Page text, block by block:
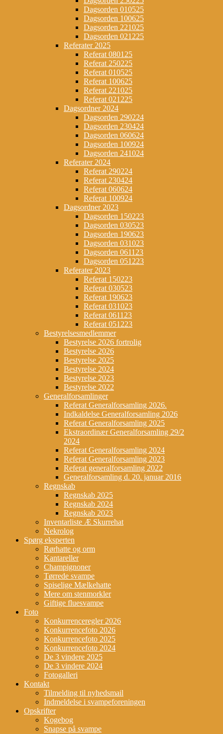
Dagsorden 010525
Dagsorden 100625
Dagsorden 221025
Dagsorden 021225
Referater 2025
Referat 080125
Referat 250225
Referat 010525
Referat 100625
Referat 221025
Referat 021225
Dagsordner 2024
Dagsorden 290224
Dagsorden 230424
Dagsorden 060624
Dagsorden 100924
Dagsorden 241024
Referater 2024
Referat 290224
Referat 230424
Referat 060624
Referat 100924
Dagsordner 2023
Dagsorden 150223
Dagsorden 030523
Dagsorden 190623
Dagsorden 031023
Dagsorden 061123
Dagsorden 051223
Referater 2023
Referat 150223
Referat 030523
Referat 190623
Referat 031023
Referat 061123
Referat 051223
Bestyrelsesmedlemmer
Bestyrelse 2026 fortrolig
Bestyrelse 2026
Bestyrelse 2025
Bestyrelse 2024
Bestyrelse 2023
Bestyrelse 2022
Generalforsamlinger
Referat Generalforsamling 2026.
Indkaldelse Generalforsamling 2026
Referat Generalforsamling 2025
Ekstraordinær Generalforsamling 29/2
2024
Referat Generalforsamling 2024
Referat Generalforsamling 2023
Referat generalforsamling 2022
Generalforsamling d. 20. januar 2016
Regnskab
Regnskab 2025
Regnskab 2024
Regnskab 2023
Inventarliste Æ Skurrehat
Nekrolog
Spørg eksperten
Rørhatte og orm
Kantareller
Champignoner
Tørrede svampe
Spiselige Mælkehatte
Mere om stenmorkler
Giftige fluesvampe
Foto
Konkurrenceregler 2026
Konkurrencefoto 2026
Konkurrencefoto 2025
Konkurrencefoto 2024
De 3 vindere 2025
De 3 vindere 2024
Fotogalleri
Kontakt
Tilmelding til nyhedsmail
Indmeldelse i svampeforeningen
Opskrifter
Kogebog
Snapse på svampe